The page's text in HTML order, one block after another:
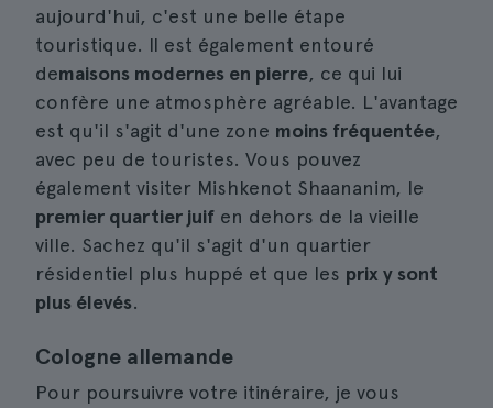
aujourd'hui, c'est une belle étape
touristique. Il est également entouré
demaisons modernes en pierre, ce qui lui
confère une atmosphère agréable. L'avantage
est qu'il s'agit d'une zone moins fréquentée,
avec peu de touristes. Vous pouvez
également visiter Mishkenot Shaananim, le
premier quartier juif en dehors de la vieille
ville. Sachez qu'il s'agit d'un quartier
résidentiel plus huppé et que les prix y sont
plus élevés.
Cologne allemande
Pour poursuivre votre itinéraire, je vous